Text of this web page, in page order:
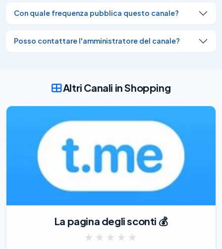
‼️
127,99€
invece di 159,99€ (-20%)
👉
Scarica l’App
LEGO Jurassic World Fossili di Dinosauro
Triceratopo 77985
87,42€
invece di 99,99€ (-13%)
#affiliate
Con quale frequenza pubblica questo canale?
Posso contattare l'amministratore del canale?
Altri Canali in Shopping
La pagina degli sconti 💰
★ ★ ★ ★ ★